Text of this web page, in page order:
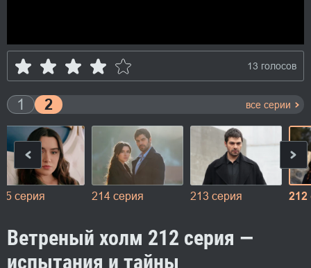
13 голосов
1 2 все серии
серия 214 серия 213 серия 212
Ветреный холм 212 серия —
испытания и тайны